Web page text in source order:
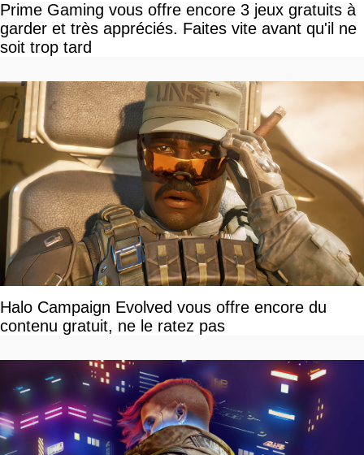
Prime Gaming vous offre encore 3 jeux gratuits à
garder et très appréciés. Faites vite avant qu'il ne
soit trop tard
Halo Campaign Evolved vous offre encore du
contenu gratuit, ne le ratez pas